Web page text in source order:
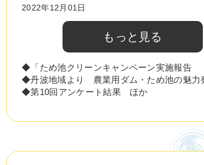
2022年12月01日
もっと見る
◆「ため池クリーンキャンペーン実施報告
◆丹波地域より 農業用ダム・ため池の魅力
◆第10回アンケート結果 ほか